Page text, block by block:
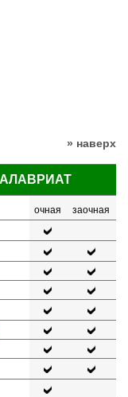
» наверх
очная заочная